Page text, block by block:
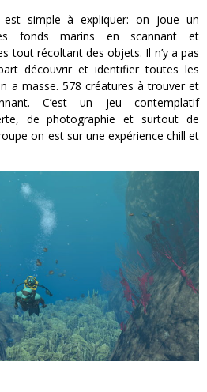
est simple à expliquer: on joue un
fonds marins en scannant et
tout récoltant des objets. Il n’y a pas
découvrir et identifier toutes les
a masse. 578 créatures à trouver et
C’est un jeu contemplatif
de photographie et surtout de
on est sur une expérience chill et